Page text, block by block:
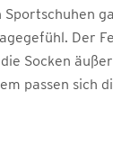
Der
Socken
passen sich